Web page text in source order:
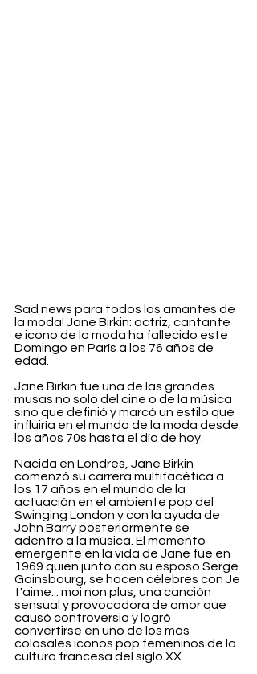
Sad news para todos los amantes de
la moda! Jane Birkin: actriz, cantante
e icono de la moda ha fallecido este
Domingo en París a los 76 años de
edad.
Jane Birkin fue una de las grandes
musas no solo del cine o de la música
sino que definió y marcó un estilo que
influiría en el mundo de la moda desde
los años 70s hasta el día de hoy.
Nacida en Londres, Jane Birkin
comenzó su carrera multifacética a
los 17 años en el mundo de la
actuación en el ambiente pop del
Swinging London y con la ayuda de
John Barry posteriormente se
adentró a la música. El momento
emergente en la vida de Jane fue en
1969 quien junto con su esposo Serge
Gainsbourg, se hacen célebres con Je
t'aime... moi non plus, una canción
sensual y provocadora de amor que
causó controversia y logró
convertirse en uno de los más
colosales iconos pop femeninos de la
cultura francesa del siglo XX